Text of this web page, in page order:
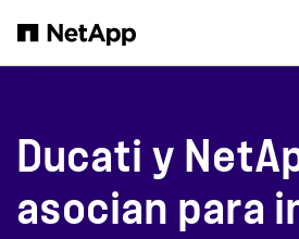
Ducati y
asocian para